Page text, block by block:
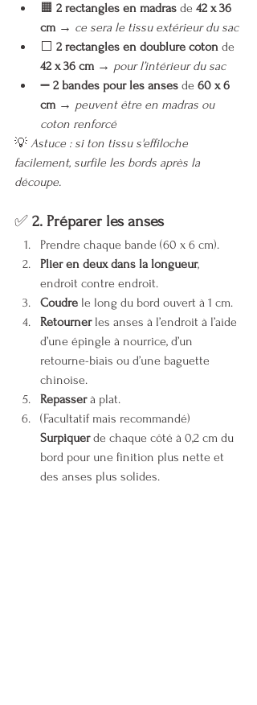
🟧 2 rectangles en madras de 42 x 36
cm → ce sera le tissu extérieur du sac
⬜ 2 rectangles en doublure coton de
42 x 36 cm → pour l’intérieur du sac
➖ 2 bandes pour les anses de 60 x 6
cm → peuvent être en madras ou
coton renforcé
💡 Astuce : si ton tissu s'effiloche
facilement, surfile les bords après la
découpe.
✅ 2. Préparer les anses
Prendre chaque bande (60 x 6 cm).
Plier en deux dans la longueur,
endroit contre endroit.
Coudre le long du bord ouvert à 1 cm.
Retourner les anses à l’endroit à l’aide
d’une épingle à nourrice, d’un
retourne-biais ou d’une baguette
chinoise.
Repasser à plat.
(Facultatif mais recommandé)
Surpiquer de chaque côté à 0,2 cm du
bord pour une finition plus nette et
des anses plus solides.